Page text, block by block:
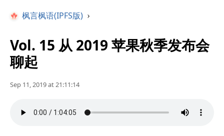
枫言枫语(IPFS版) ›
Vol. 15 从 2019 苹果秋季发布会
聊起
Sep 11, 2019 at 21:11:14